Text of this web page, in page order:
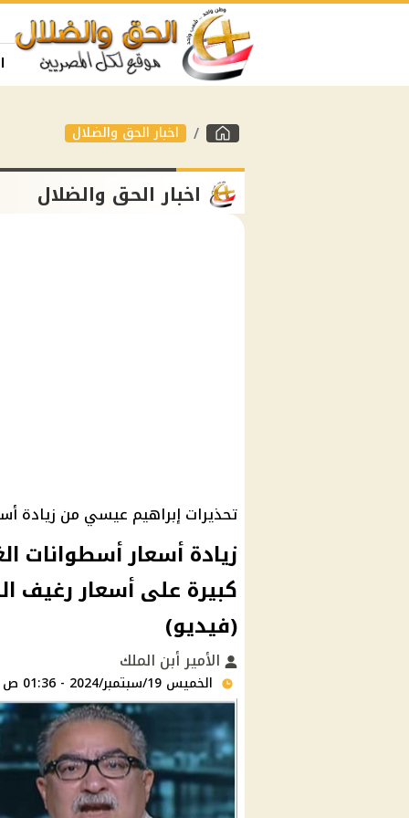
اخبار الحق والضلال
اخبار الحق والضلال
تحذيرات إبراهيم عيسي من زيادة
زيادة أسعار أسطوانات
كبيرة على أسعار رغيف
(فيديو)
الأمير أبن الملك
الخميس 19/سبتمبر/2024 - 01:36 ص